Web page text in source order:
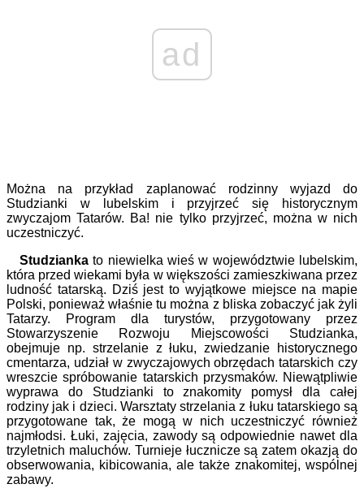
ad
Można na przykład zaplanować rodzinny wyjazd do
Studzianki w lubelskim i przyjrzeć się historycznym
zwyczajom Tatarów. Ba! nie tylko przyjrzeć, można w nich
uczestniczyć.
Studzianka to niewielka wieś w województwie lubelskim,
która przed wiekami była w większości zamieszkiwana przez
ludność tatarską. Dziś jest to wyjątkowe miejsce na mapie
Polski, ponieważ właśnie tu można z bliska zobaczyć jak żyli
Tatarzy. Program dla turystów, przygotowany przez
Stowarzyszenie Rozwoju Miejscowości Studzianka,
obejmuje np. strzelanie z łuku, zwiedzanie historycznego
cmentarza, udział w zwyczajowych obrzędach tatarskich czy
wreszcie spróbowanie tatarskich przysmaków. Niewątpliwie
wyprawa do Studzianki to znakomity pomysł dla całej
rodziny jak i dzieci. Warsztaty strzelania z łuku tatarskiego są
przygotowane tak, że mogą w nich uczestniczyć również
najmłodsi. Łuki, zajęcia, zawody są odpowiednie nawet dla
trzyletnich maluchów. Turnieje łucznicze są zatem okazją do
obserwowania, kibicowania, ale także znakomitej, wspólnej
zabawy.